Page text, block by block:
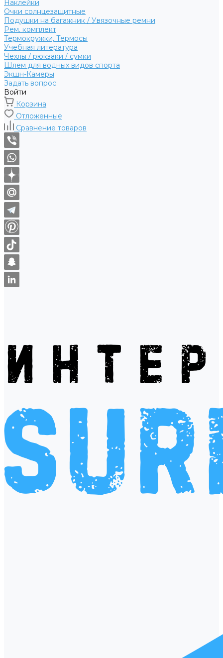
Наклейки
Очки солнцезащитные
Подушки на багажник / Увязочные ремни
Рем. комплект
Термокружки, Термосы
Учебная литература
Чехлы / рюкзаки / сумки
Шлем для водных видов спорта
Экшн-Камеры
Задать вопрос
Войти
Корзина
Отложенные
Сравнение товаров